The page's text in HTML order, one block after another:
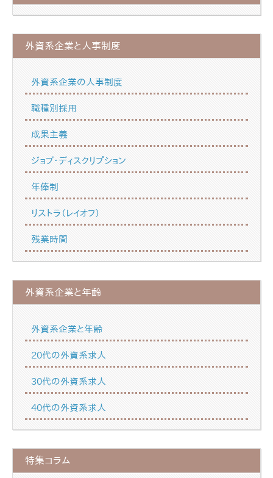
外資系企業と人事制度
外資系企業の人事制度
職種別採用
成果主義
ジョブ・ディスクリプション
年俸制
リストラ（レイオフ）
残業時間
外資系企業と年齢
外資系企業と年齢
20代の外資系求人
30代の外資系求人
40代の外資系求人
特集コラム